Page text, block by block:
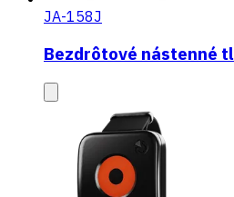
JA-158J
Bezdrôtové nástenné